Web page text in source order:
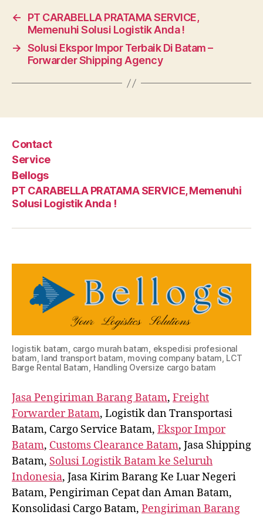
←
PT CARABELLA PRATAMA SERVICE,
Memenuhi Solusi Logistik Anda !
→ Solusi Ekspor Impor Terbaik Di Batam –
Forwarder Shipping Agency
Contact
Service
Bellogs
PT CARABELLA PRATAMA SERVICE, Memenuhi
Solusi Logistik Anda !
logistik batam, cargo murah batam, ekspedisi profesional
batam, land transport batam, moving company batam, LCT
Barge Rental Batam, Handling Oversize cargo batam
Jasa Pengiriman Barang Batam, Freight
Forwarder Batam, Logistik dan Transportasi
Batam, Cargo Service Batam, Ekspor Impor
Batam, Customs Clearance Batam, Jasa Shipping
Batam, Solusi Logistik Batam ke Seluruh
Indonesia, Jasa Kirim Barang Ke Luar Negeri
Batam, Pengiriman Cepat dan Aman Batam,
Konsolidasi Cargo Batam, Pengiriman Barang